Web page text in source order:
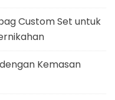
Custom Set untuk
Kemasan